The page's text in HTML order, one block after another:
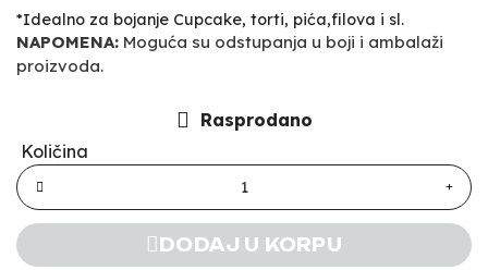
*Idealno za bojanje Cupcake, torti, pića,filova i sl.
NAPOMENA: Moguća su odstupanja u boji i ambalaži
proizvoda.
Rasprodano
Količina
DODAJ U KORPU